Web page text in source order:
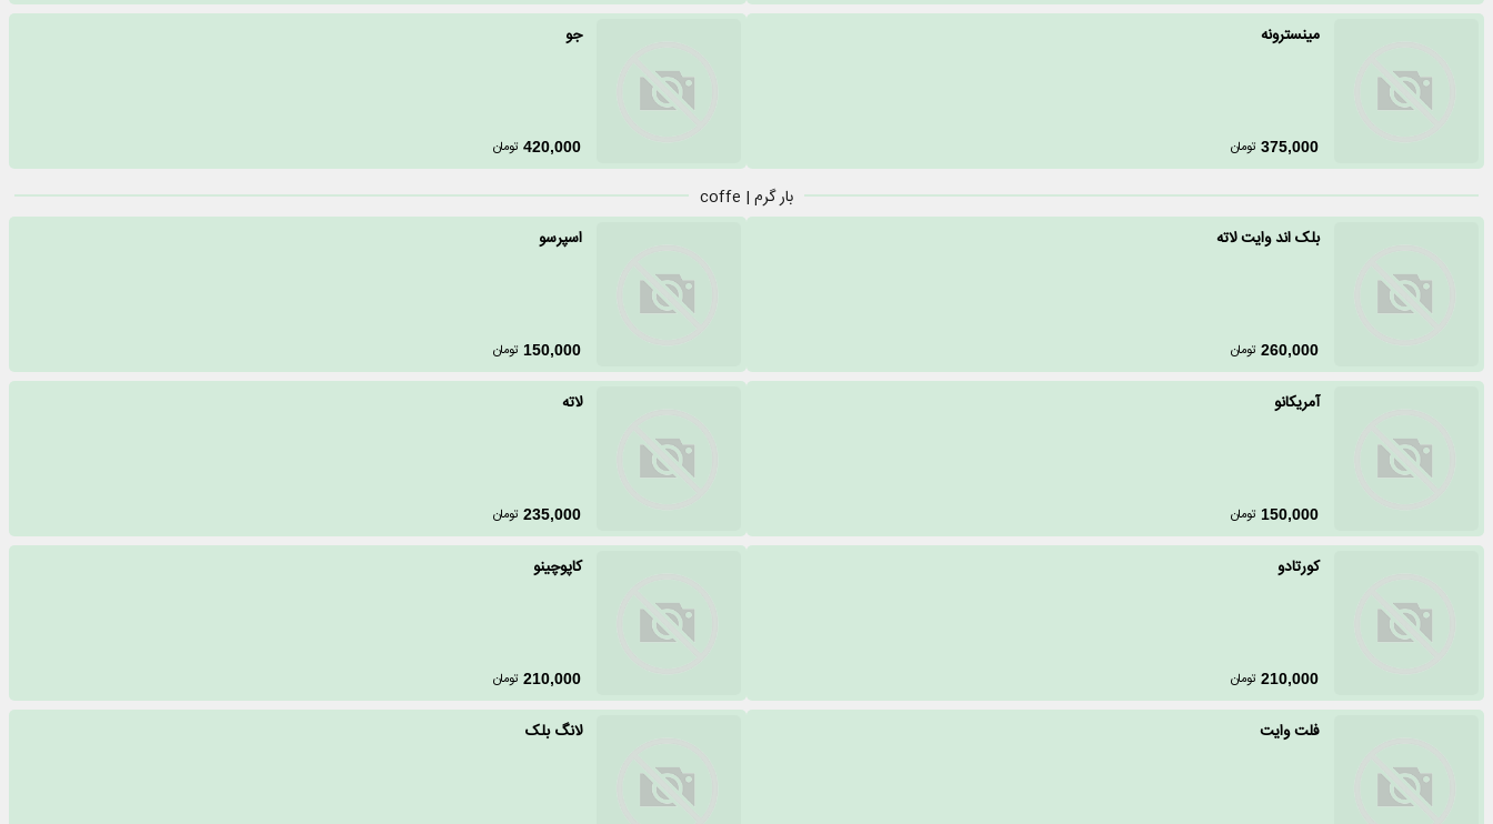
مینسترونه
375,000 تومان
جو
420,000 تومان
بار گرم | coffe
بلک اند وایت لاته
260,000 تومان
اسپرسو
150,000 تومان
آمریکانو
150,000 تومان
لاته
235,000 تومان
کورتادو
210,000 تومان
کاپوچینو
210,000 تومان
فلت وایت لانگ بلک